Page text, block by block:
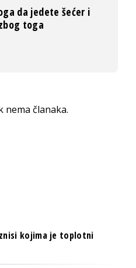
da jedete šećer i
toga
nema članaka.
kojima je toplotni